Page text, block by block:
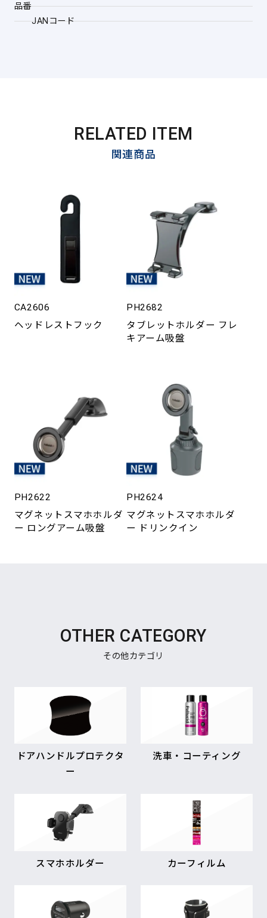
品番
JANコード
RELATED ITEM
関連商品
CA2606
ヘッドレストフック
PH2682
タブレットホルダー フレ
キアーム吸盤
PH2622
マグネットスマホホルダ
ー ロングアーム吸盤
PH2624
マグネットスマホホルダ
ー ドリンクイン
OTHER CATEGORY
その他カテゴリ
ドアハンドルプロテクタ
ー
洗車・コーティング
スマホホルダー カーフィルム